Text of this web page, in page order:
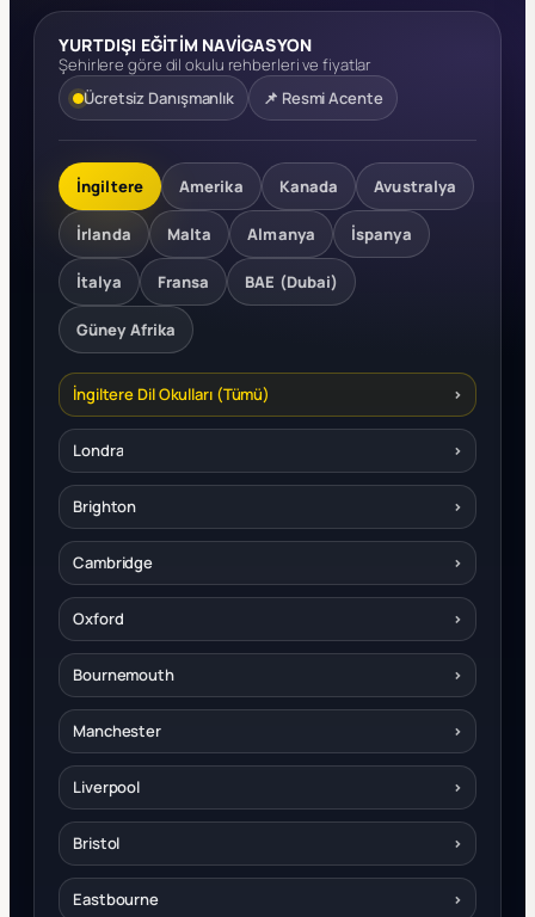
YURTDIŞI EĞİTİM NAVİGASYON
Şehirlere göre dil okulu rehberleri ve fiyatlar
Ücretsiz Danışmanlık
📌 Resmi Acente
İngiltere Amerika Kanada Avustralya
İrlanda Malta Almanya İspanya
İtalya Fransa BAE (Dubai)
Güney Afrika
İngiltere Dil Okulları (Tümü) ›
Londra ›
Brighton ›
Cambridge ›
Oxford ›
Bournemouth ›
Manchester ›
Liverpool ›
Bristol ›
Eastbourne ›